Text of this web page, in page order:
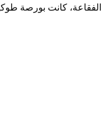
الفقاعة، كانت بورصة طوكيو تمثل 60% من القيمة